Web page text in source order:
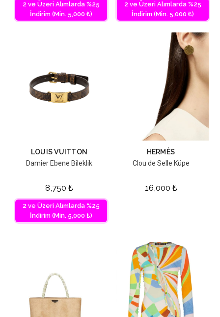
2 ve Üzeri Alımlarda %25
İndirim (Min. 5,000 ₺)
2 ve Üzeri Alımlarda %25
İndirim (Min. 5,000 ₺)
LOUIS VUITTON
Damier Ebene Bileklik
8,750 ₺
2 ve Üzeri Alımlarda %25
İndirim (Min. 5,000 ₺)
HERMÈS
Clou de Selle Küpe
16,000 ₺